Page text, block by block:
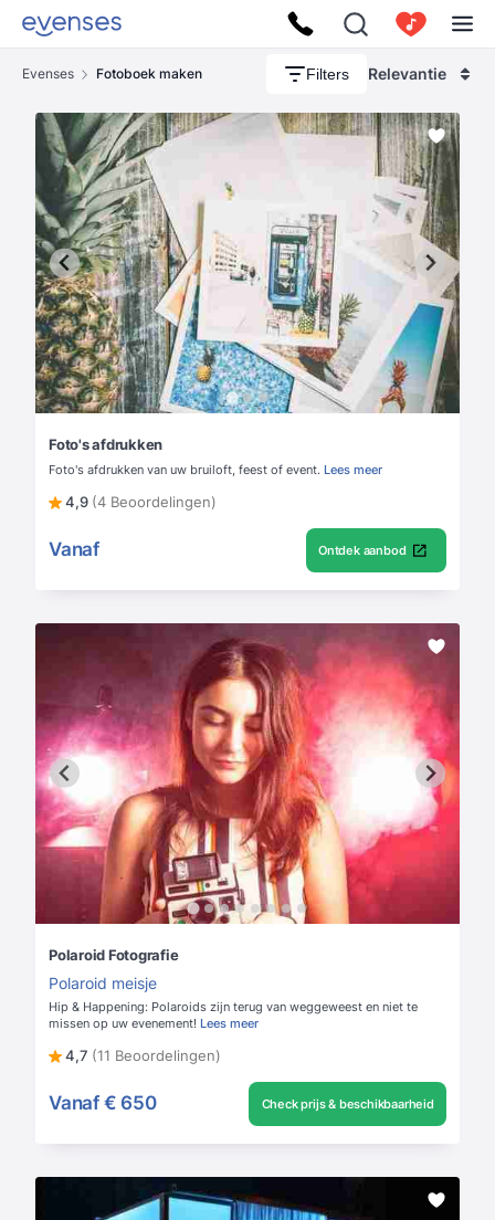
Evenses Fotoboek maken Filters Relevantie
Foto's afdrukken
Foto's afdrukken van uw bruiloft, feest of event. Lees meer
4,9 (4 Beoordelingen)
Vanaf Ontdek aanbod
Polaroid Fotografie
Polaroid meisje
Hip & Happening: Polaroids zijn terug van weggeweest en niet te
missen op uw evenement! Lees meer
4,7 (11 Beoordelingen)
Vanaf € 650 Check prijs & beschikbaarheid